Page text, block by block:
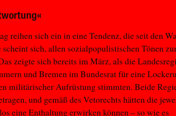
reihen sich ein in eine Tendenz, die seit den
sich, allen sozialpopulistischen Tönen
zeigte sich bereits im März, als die
und Bremen im Bundesrat für eine
militärischer Aufrüstung stimmten. Beide
und gemäß des Vetorechts hätten die
eine Enthaltung erwirken können – so wie es